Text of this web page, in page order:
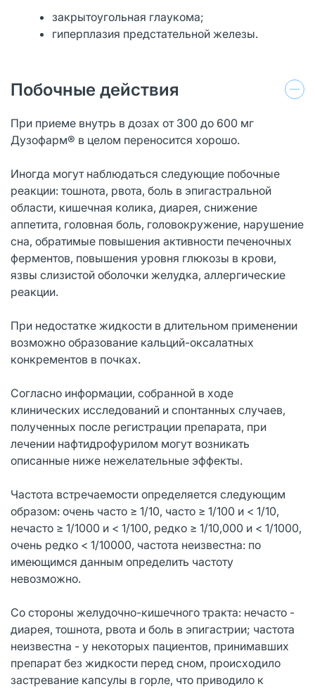
закрытоугольная глаукома;
гиперплазия предстательной железы.
Побочные действия
При приеме внутрь в дозах от 300 до 600 мг
Дузофарм® в целом переносится хорошо.
Иногда могут наблюдаться следующие побочные
реакции: тошнота, рвота, боль в эпигастральной
области, кишечная колика, диарея, снижение
аппетита, головная боль, головокружение, нарушение
сна, обратимые повышения активности печеночных
ферментов, повышения уровня глюкозы в крови,
язвы слизистой оболочки желудка, аллергические
реакции.
При недостатке жидкости в длительном применении
возможно образование кальций-оксалатных
конкрементов в почках.
Согласно информации, собранной в ходе
клинических исследований и спонтанных случаев,
полученных после регистрации препарата, при
лечении нафтидрофурилом могут возникать
описанные ниже нежелательные эффекты.
Частота встречаемости определяется следующим
образом: очень часто ≥ 1/10, часто ≥ 1/100 и < 1/10,
нечасто ≥ 1/1000 и < 1/100, редко ≥ 1/10,000 и < 1/1000,
очень редко < 1/10000, частота неизвестна: по
имеющимся данным определить частоту
невозможно.
Со стороны желудочно-кишечного тракта: нечасто -
диарея, тошнота, рвота и боль в эпигастрии; частота
неизвестна - у некоторых пациентов, принимавших
препарат без жидкости перед сном, происходило
застревание капсулы в горле, что приводило к